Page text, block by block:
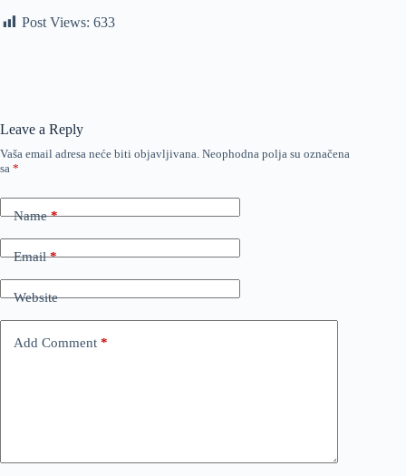
Post Views: 633
Leave a Reply
Vaša email adresa neće biti objavljivana. Neophodna polja su označena
sa *
Name*
Email*
Website
Add Comment *